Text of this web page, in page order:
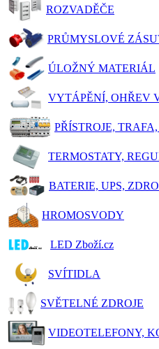
ROZVADĚČE
PRŮMYSLOVÉ
ÚLOŽNÝ MATERIÁL
VYTÁPĚNÍ, OHŘEV
PŘÍSTROJE,
TERMOSTATY,
BATERIE, UPS,
HROMOSVODY
LED Zboží.cz
SVÍTIDLA
SVĚTELNÉ ZDROJE
VIDEOTELEFONY,